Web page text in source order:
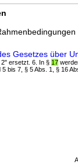
Gesetzes über
2" ersetzt. 6. In § 17
bis 7, § 5 Abs. 1, § 16